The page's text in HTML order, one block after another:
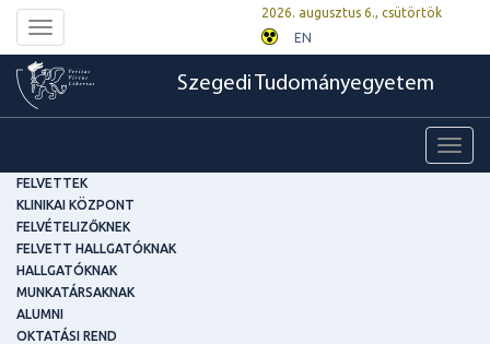
Toggle
navigation
2026. augusztus 6., csütörtök
EN
Szegedi Tudományegyetem
FELVETTEK
KLINIKAI KÖZPONT
FELVÉTELIZŐKNEK
FELVETT HALLGATÓKNAK
HALLGATÓKNAK
MUNKATÁRSAKNAK
ALUMNI
OKTATÁSI REND